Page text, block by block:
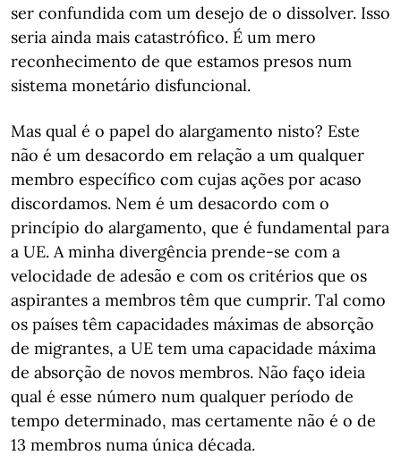
ser confundida com um desejo de o dissolver. Isso
seria ainda mais catastrófico. É um mero
reconhecimento de que estamos presos num
sistema monetário disfuncional.
Mas qual é o papel do alargamento nisto? Este
não é um desacordo em relação a um qualquer
membro específico com cujas ações por acaso
discordamos. Nem é um desacordo com o
princípio do alargamento, que é fundamental para
a UE. A minha divergência prende-se com a
velocidade de adesão e com os critérios que os
aspirantes a membros têm que cumprir. Tal como
os países têm capacidades máximas de absorção
de migrantes, a UE tem uma capacidade máxima
de absorção de novos membros. Não faço ideia
qual é esse número num qualquer período de
tempo determinado, mas certamente não é o de
13 membros numa única década.